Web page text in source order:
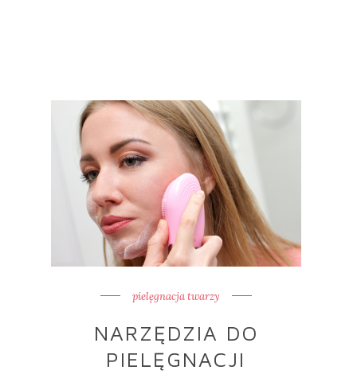
pielęgnacja twarzy
NARZĘDZIA DO
PIELĘGNACJI